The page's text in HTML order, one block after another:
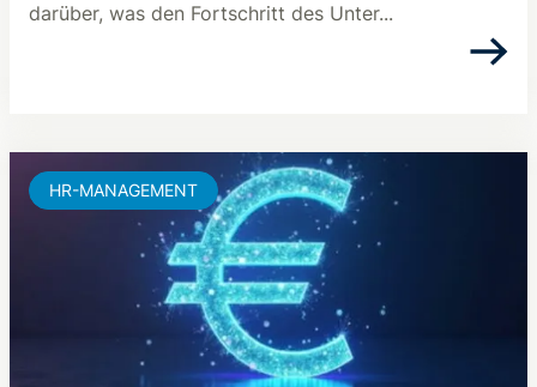
darüber, was den Fortschritt des Unter...
HR-MANAGEMENT